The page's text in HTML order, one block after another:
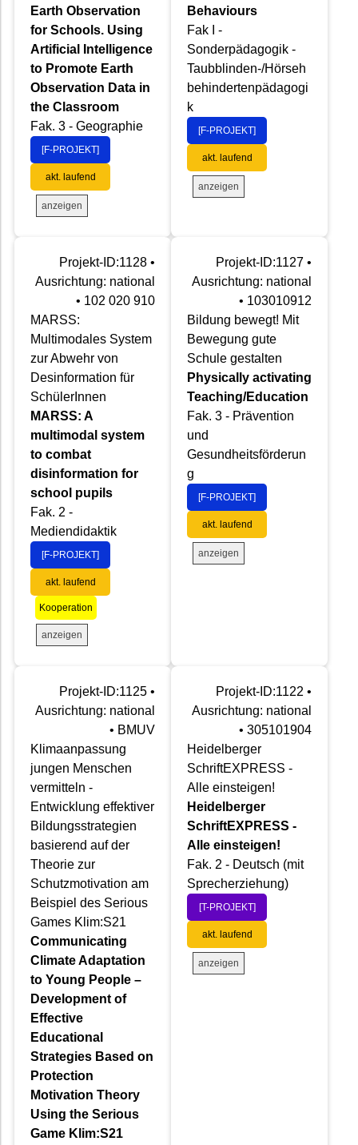
Earth Observation
for Schools. Using
Artificial Intelligence
to Promote Earth
Observation Data in
the Classroom
Fak. 3 - Geographie
[F-PROJEKT]
akt. laufend
anzeigen
Behaviours
Fak I -
Sonderpädagogik -
Taubblinden-/Hörseh
behindertenpädagogi
k
[F-PROJEKT]
akt. laufend
anzeigen
Projekt-ID:1128 •
Ausrichtung: national
• 102 020 910
MARSS:
Multimodales System
zur Abwehr von
Desinformation für
SchülerInnen
MARSS: A
multimodal system
to combat
disinformation for
school pupils
Fak. 2 -
Mediendidaktik
[F-PROJEKT]
akt. laufend
Kooperation
anzeigen
Projekt-ID:1127 •
Ausrichtung: national
• 103010912
Bildung bewegt! Mit
Bewegung gute
Schule gestalten
Physically activating
Teaching/Education
Fak. 3 - Prävention
und
Gesundheitsförderun
g
[F-PROJEKT]
akt. laufend
anzeigen
Projekt-ID:1125 •
Ausrichtung: national
• BMUV
Klimaanpassung
jungen Menschen
vermitteln -
Entwicklung effektiver
Bildungsstrategien
basierend auf der
Theorie zur
Schutzmotivation am
Beispiel des Serious
Games Klim:S21
Communicating
Climate Adaptation
to Young People –
Development of
Effective
Educational
Strategies Based on
Protection
Motivation Theory
Using the Serious
Game Klim:S21
Projekt-ID:1122 •
Ausrichtung: national
• 305101904
Heidelberger
SchriftEXPRESS -
Alle einsteigen!
Heidelberger
SchriftEXPRESS -
Alle einsteigen!
Fak. 2 - Deutsch (mit
Sprecherziehung)
[T-PROJEKT]
akt. laufend
anzeigen